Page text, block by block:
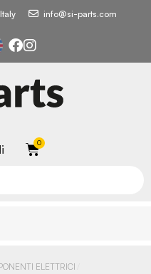
info@si-parts.com
ELETTRICI